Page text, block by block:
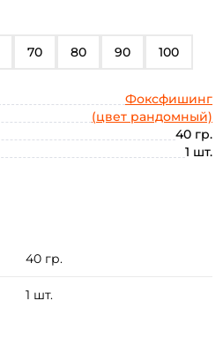
70 80 90 100
Фоксфишинг
(цвет рандомный)
40 гр.
1 шт.
40 гр.
1 шт.